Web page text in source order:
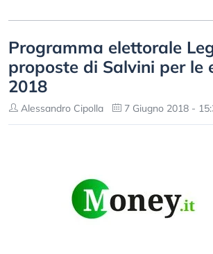
Programma elettorale
proposte di Salvini per le
2018
Alessandro Cipolla 7 Giugno 2018 -